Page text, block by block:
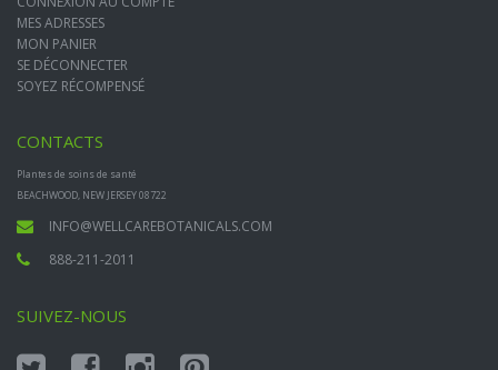
MES ADRESSES
MON PANIER
SE DÉCONNECTER
SOYEZ RÉCOMPENSÉ
CONTACTS
Plantes de soins de santé
BEACHWOOD, NEW JERSEY 08722
INFO@WELLCAREBOTANICALS.COM
888-211-2011
SUIVEZ-NOUS